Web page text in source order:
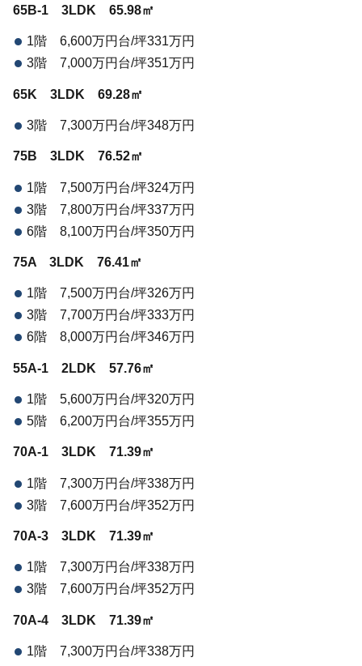
65B-1 3LDK 65.98㎡
1階 6,600万円台/坪331万円
3階 7,000万円台/坪351万円
65K 3LDK 69.28㎡
3階 7,300万円台/坪348万円
75B 3LDK 76.52㎡
1階 7,500万円台/坪324万円
3階 7,800万円台/坪337万円
6階 8,100万円台/坪350万円
75A 3LDK 76.41㎡
1階 7,500万円台/坪326万円
3階 7,700万円台/坪333万円
6階 8,000万円台/坪346万円
55A-1 2LDK 57.76㎡
1階 5,600万円台/坪320万円
5階 6,200万円台/坪355万円
70A-1 3LDK 71.39㎡
1階 7,300万円台/坪338万円
3階 7,600万円台/坪352万円
70A-3 3LDK 71.39㎡
1階 7,300万円台/坪338万円
3階 7,600万円台/坪352万円
70A-4 3LDK 71.39㎡
1階 7,300万円台/坪338万円